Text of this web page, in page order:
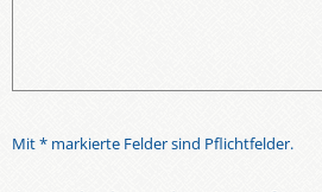
Mit * markierte Felder sind Pflichtfelder.